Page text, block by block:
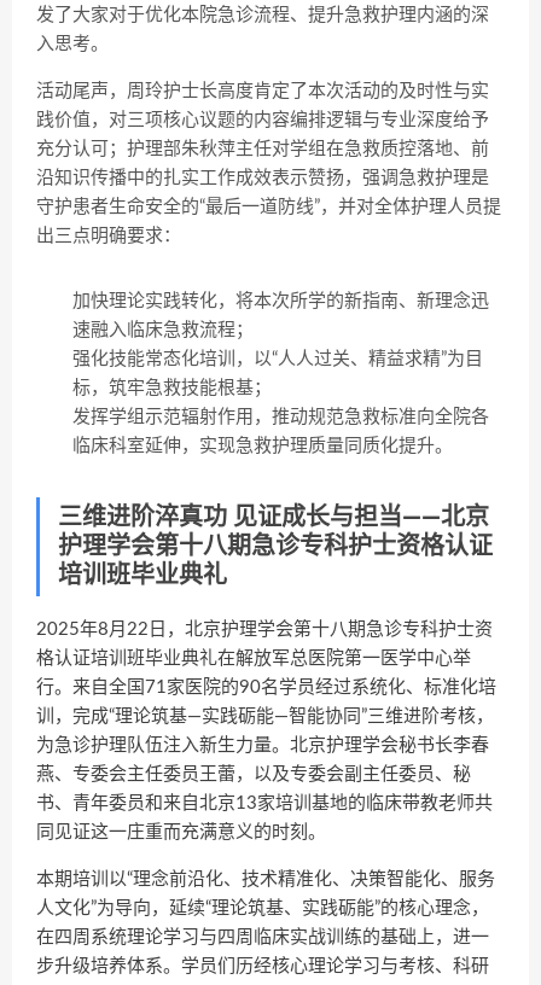
发了大家对于优化本院急诊流程、提升急救护理内涵的深
入思考。
活动尾声，周玲护士长高度肯定了本次活动的及时性与实
践价值，对三项核心议题的内容编排逻辑与专业深度给予
充分认可；护理部朱秋萍主任对学组在急救质控落地、前
沿知识传播中的扎实工作成效表示赞扬，强调急救护理是
守护患者生命安全的“最后一道防线”，并对全体护理人员提
出三点明确要求：
加快理论实践转化，将本次所学的新指南、新理念迅
速融入临床急救流程；
强化技能常态化培训，以“人人过关、精益求精”为目
标，筑牢急救技能根基；
发挥学组示范辐射作用，推动规范急救标准向全院各
临床科室延伸，实现急救护理质量同质化提升。
三维进阶淬真功 见证成长与担当——北京
护理学会第十八期急诊专科护士资格认证
培训班毕业典礼
2025年8月22日，北京护理学会第十八期急诊专科护士资
格认证培训班毕业典礼在解放军总医院第一医学中心举
行。来自全国71家医院的90名学员经过系统化、标准化培
训，完成“理论筑基—实践砺能—智能协同”三维进阶考核，
为急诊护理队伍注入新生力量。北京护理学会秘书长李春
燕、专委会主任委员王蕾，以及专委会副主任委员、秘
书、青年委员和来自北京13家培训基地的临床带教老师共
同见证这一庄重而充满意义的时刻。
本期培训以“理念前沿化、技术精准化、决策智能化、服务
人文化”为导向，延续“理论筑基、实践砺能”的核心理念，
在四周系统理论学习与四周临床实战训练的基础上，进一
步升级培养体系。学员们历经核心理论学习与考核、科研